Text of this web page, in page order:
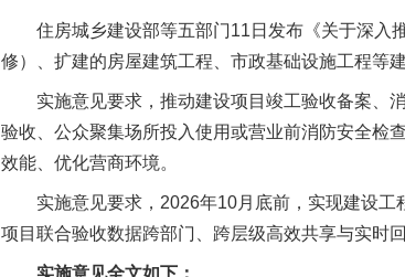
住房城乡建设部等五部门11日发布《关于深入推
修）、扩建的房屋建筑工程、市政基础设施工程等
实施意见要求，推动建设项目竣工验收备案、消
验收、公众聚集场所投入使用或营业前消防安全检
效能、优化营商环境。
实施意见要求，2026年10月底前，实现建设工程
项目联合验收数据跨部门、跨层级高效共享与实时
实施意见全文如下：